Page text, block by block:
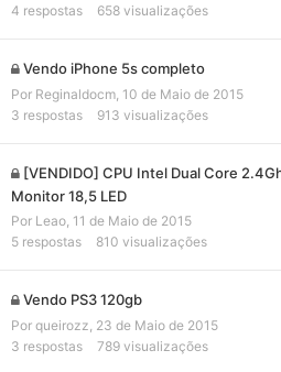
4 respostas 658 visualizações
Vendo iPhone 5s completo
Por Reginaldocm, 10 de Maio de 2015
3 respostas 913 visualizações
[VENDIDO] CPU Intel Dual Core
Monitor 18,5 LED
Por Leao, 11 de Maio de 2015
5 respostas 810 visualizações
Vendo PS3 120gb
Por queirozz, 23 de Maio de 2015
3 respostas 789 visualizações